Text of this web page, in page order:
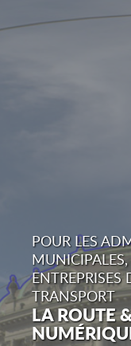
POUR LES
MUNICIPALES,
ENTREPRISES
TRANSPORT
LA ROUTE